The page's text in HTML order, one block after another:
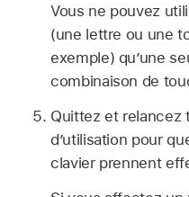
Vous ne pouvez
(une lettre ou une
exemple) qu’une
combinaison de
Quittez et relancez
d’utilisation pour
clavier prennent